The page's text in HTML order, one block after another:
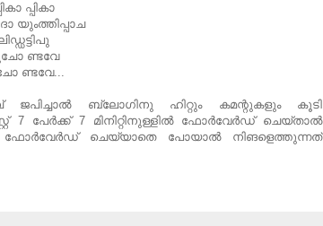
പ്പികാ
യുംത്തിപ്പാച
ണ്ടവേ
ണ്ടവേ...
ബ്ലോഗിനു ഹിറ്റും കമന്റുകളും കൂടി
7 മിനിറ്റിനുള്ളില്‍ ഫോര്‍വേര്‍ഡ് ചെയ്താല്‍
ഫോര്‍വേര്‍ഡ് ചെയ്യാതെ പോയാല്‍ നിങളെത്തുന്നത്